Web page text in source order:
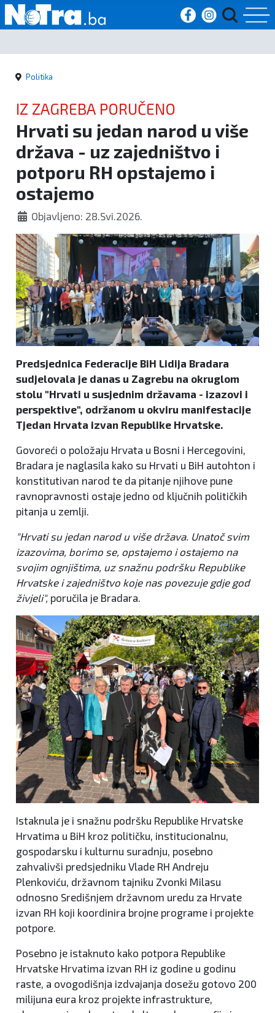
Početna
Vijesti
Sport
Kultura
Crna
kronika
Politika
Zanimljivosti
Politika
IZ ZAGREBA PORUČENO
Hrvati su jedan narod u više
država - uz zajedništvo i
potporu RH opstajemo i
ostajemo
Objavljeno: 28.Svi.2026.
Predsjednica Federacije BiH Lidija Bradara
sudjelovala je danas u Zagrebu na okruglom
stolu "Hrvati u susjednim državama - izazovi i
perspektive", održanom u okviru manifestacije
Tjedan Hrvata izvan Republike Hrvatske.
Govoreći o položaju Hrvata u Bosni i Hercegovini,
Bradara je naglasila kako su Hrvati u BiH autohton i
konstitutivan narod te da pitanje njihove pune
ravnopravnosti ostaje jedno od ključnih političkih
pitanja u zemlji.
"Hrvati su jedan narod u više država. Unatoč svim
izazovima, borimo se, opstajemo i ostajemo na
svojim ognjištima, uz snažnu podršku Republike
Hrvatske i zajedništvo koje nas povezuje gdje god
živjeli", poručila je Bradara.
Istaknula je i snažnu podršku Republike Hrvatske
Hrvatima u BiH kroz političku, institucionalnu,
gospodarsku i kulturnu suradnju, posebno
zahvalivši predsjedniku Vlade RH Andreju
Plenkoviću, državnom tajniku Zvonki Milasu
odnosno Središnjem državnom uredu za Hrvate
izvan RH koji koordinira brojne programe i projekte
potpore.
Posebno je istaknuto kako potpora Republike
Hrvatske Hrvatima izvan RH iz godine u godinu
raste, a ovogodišnja izdvajanja dosežu gotovo 200
milijuna eura kroz projekte infrastrukture,